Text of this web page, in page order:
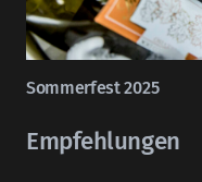
Sommerfest 2025
Empfehlungen